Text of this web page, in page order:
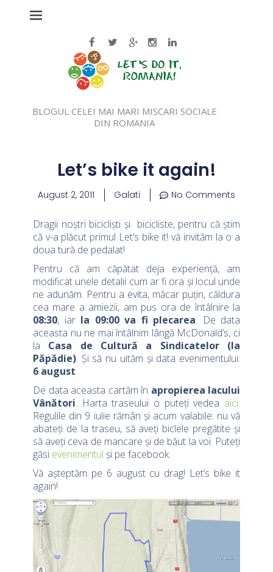
BLOGUL CELEI MAI MARI MISCARI SOCIALE
DIN ROMANIA
Let’s bike it again!
August 2, 2011 Galati No Comments
Dragii noștri bicicliști și bicicliste, pentru că știm
că v-a plăcut primul Let’s bike it! vă invităm la o a
doua tură de pedalat!
Pentru că am căpătat deja experiență, am
modificat unele detalii cum ar fi ora și locul unde
ne adunăm. Pentru a evita, măcar puțin, căldura
cea mare a amiezii, am pus ora de întâlnire la
08:30, iar la 09:00 va fi plecarea. De data
aceasta nu ne mai întâlnim lângă McDonald’s, ci
la Casa de Cultură a Sindicatelor (la
Păpădie). Și să nu uităm și data evenimentului:
6 august.
De data aceasta cartăm în apropierea lacului
Vânători. Harta traseului o puteți vedea aici.
Regulile din 9 iulie rămân și acum valabile: nu vă
abateți de la traseu, să aveți biclele pregătite și
să aveți ceva de mancare și de băut la voi. Puteți
găsi evenimentul și pe facebook.
Vă așteptăm pe 6 august cu drag! Let’s bike it
again!